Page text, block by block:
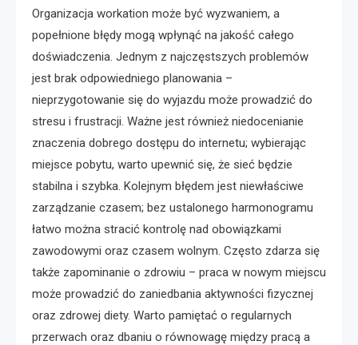
Organizacja workation może być wyzwaniem, a
popełnione błędy mogą wpłynąć na jakość całego
doświadczenia. Jednym z najczęstszych problemów
jest brak odpowiedniego planowania –
nieprzygotowanie się do wyjazdu może prowadzić do
stresu i frustracji. Ważne jest również niedocenianie
znaczenia dobrego dostępu do internetu; wybierając
miejsce pobytu, warto upewnić się, że sieć będzie
stabilna i szybka. Kolejnym błędem jest niewłaściwe
zarządzanie czasem; bez ustalonego harmonogramu
łatwo można stracić kontrolę nad obowiązkami
zawodowymi oraz czasem wolnym. Często zdarza się
także zapominanie o zdrowiu – praca w nowym miejscu
może prowadzić do zaniedbania aktywności fizycznej
oraz zdrowej diety. Warto pamiętać o regularnych
przerwach oraz dbaniu o równowagę między pracą a